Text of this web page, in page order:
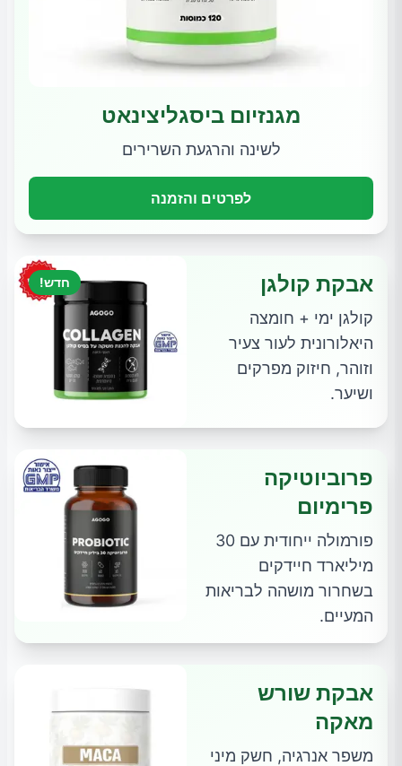
מגנזיום ביסגליצינאט
לשינה והרגעת השרירים
לפרטים והזמנה
חדש! אבקת קולגן
קולגן ימי + חומצה
היאלורונית לעור צעיר
וזוהר, חיזוק מפרקים
ושיער.
פרוביוטיקה
פרימיום
פורמולה ייחודית עם 30
מיליארד חיידקים
בשחרור מושהה לבריאות
המעיים.
אבקת שורש
מאקה
משפר אנרגיה, חשק מיני